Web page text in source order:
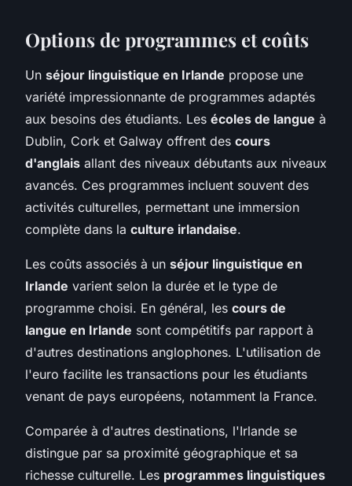
Options de programmes et coûts
Un séjour linguistique en Irlande propose une
variété impressionnante de programmes adaptés
aux besoins des étudiants. Les écoles de langue à
Dublin, Cork et Galway offrent des cours
d'anglais allant des niveaux débutants aux niveaux
avancés. Ces programmes incluent souvent des
activités culturelles, permettant une immersion
complète dans la culture irlandaise.
Les coûts associés à un séjour linguistique en
Irlande varient selon la durée et le type de
programme choisi. En général, les cours de
langue en Irlande sont compétitifs par rapport à
d'autres destinations anglophones. L'utilisation de
l'euro facilite les transactions pour les étudiants
venant de pays européens, notamment la France.
Comparée à d'autres destinations, l'Irlande se
distingue par sa proximité géographique et sa
richesse culturelle. Les programmes linguistiques